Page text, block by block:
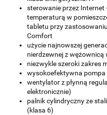
sterowanie przez
temperaturą w
tabletu przy
Comfort
użycie najnowszej
nierdzewnej z
niezwykle szeroki zakres
wysokoefektywna pompa
wentylator z płynną
elektronicznie)
palnik cylindryczny ze
(klasa 6)